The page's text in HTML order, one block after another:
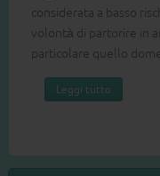
considerata a basso
volontà di partorire in
particolare quello
Leggi tutto